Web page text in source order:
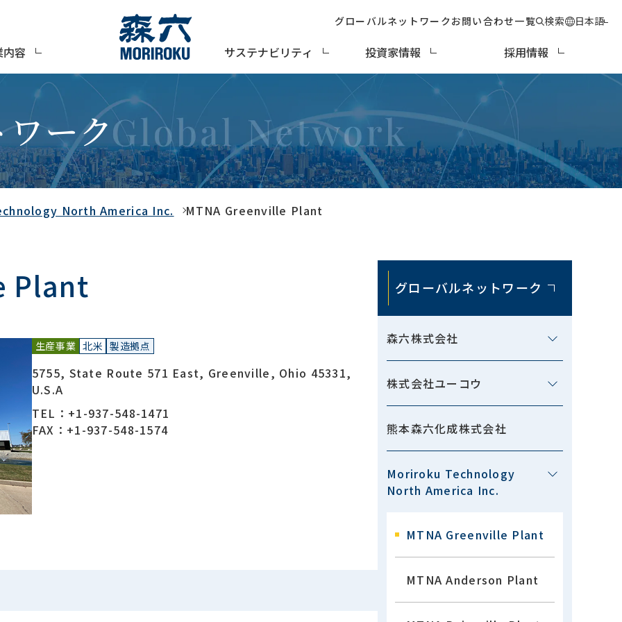
容 サステナビリティ 投資家情報 採用情報
グローバルネットワークお問い合わせ一覧 検索 日本語
ーク
North America Inc. MTNA Greenville Plant
グローバルネットワーク
森六株式会社
株式会社ユーコウ
熊本森六化成株式会社
Moriroku Technology
North America Inc.
MTNA Greenville Plant
MTNA Anderson Plant
Plant
生産事業 北米 製造拠点
5755, State Route 571 East, Greenville, Ohio 45331,
U.S.A
TEL：+1-937-548-1471
FAX：+1-937-548-1574